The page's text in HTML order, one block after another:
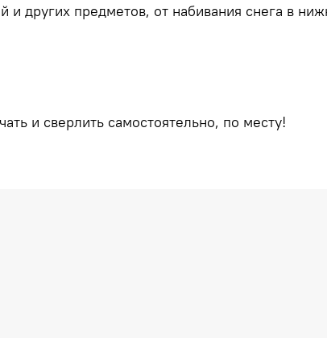
других предметов, от набивания снега в
и сверлить самостоятельно, по месту!